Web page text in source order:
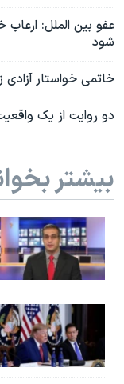
عفو بین الملل: ارعاب
شود
خاتمی خواستار
دو روایت از یک
بیشتر